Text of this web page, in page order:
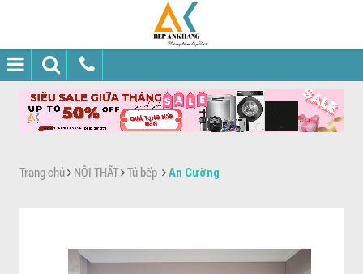
Trang chủ NỘI THẤT Tủ bếp An Cường